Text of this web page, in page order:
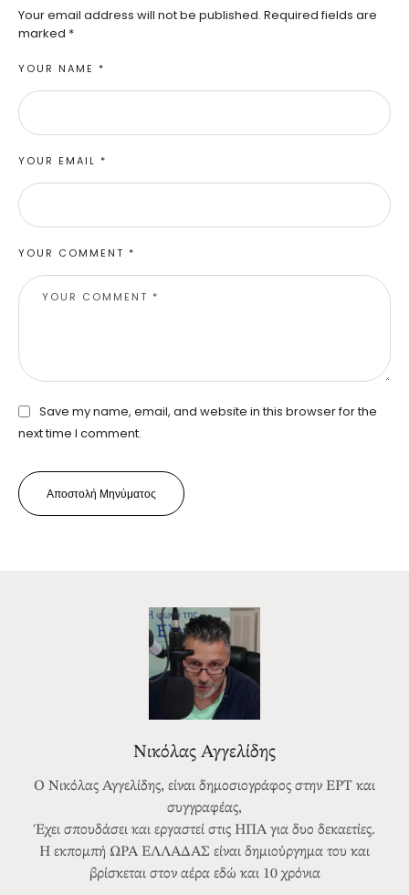
Your email address will not be published. Required fields are
marked *
YOUR COMMENT *
YOUR NAME *
YOUR EMAIL *
Save my name, email, and website in this browser for the
next time I comment.
Αποστολή Μηνύματος
Νικόλας Αγγελίδης
Ο Νικόλας Αγγελίδης, είναι δημοσιογράφος στην ΕΡΤ και
συγγραφέας,
Έχει σπουδάσει και εργαστεί στις ΗΠΑ για δυο δεκαετίες.
Η εκπομπή ΩΡΑ ΕΛΛΑΔΑΣ είναι δημιούργημα του και
βρίσκεται στον αέρα εδώ και 10 χρόνια